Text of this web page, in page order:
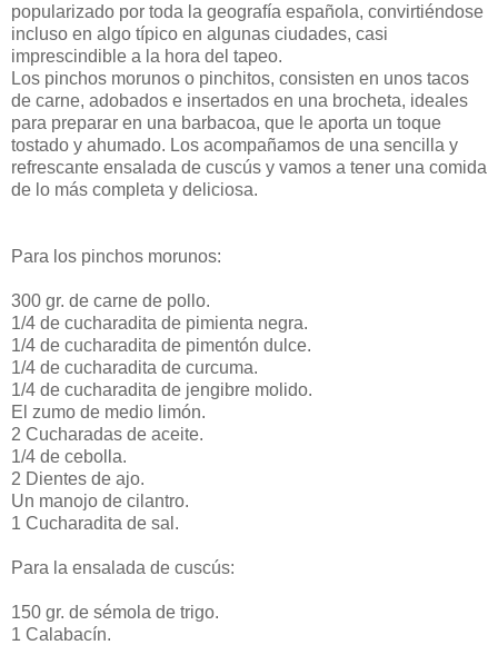
popularizado por toda la geografía española, convirtiéndose
incluso en algo típico en algunas ciudades, casi
imprescindible a la hora del tapeo.
Los pinchos morunos o pinchitos, consisten en unos tacos
de carne, adobados e insertados en una brocheta, ideales
para preparar en una barbacoa, que le aporta un toque
tostado y ahumado. Los acompañamos de una sencilla y
refrescante ensalada de cuscús y vamos a tener una comida
de lo más completa y deliciosa.
Para los pinchos morunos:
300 gr. de carne de pollo.
1/4 de cucharadita de pimienta negra.
1/4 de cucharadita de pimentón dulce.
1/4 de cucharadita de curcuma.
1/4 de cucharadita de jengibre molido.
El zumo de medio limón.
2 Cucharadas de aceite.
1/4 de cebolla.
2 Dientes de ajo.
Un manojo de cilantro.
1 Cucharadita de sal.
Para la ensalada de cuscús:
150 gr. de sémola de trigo.
1 Calabacín.